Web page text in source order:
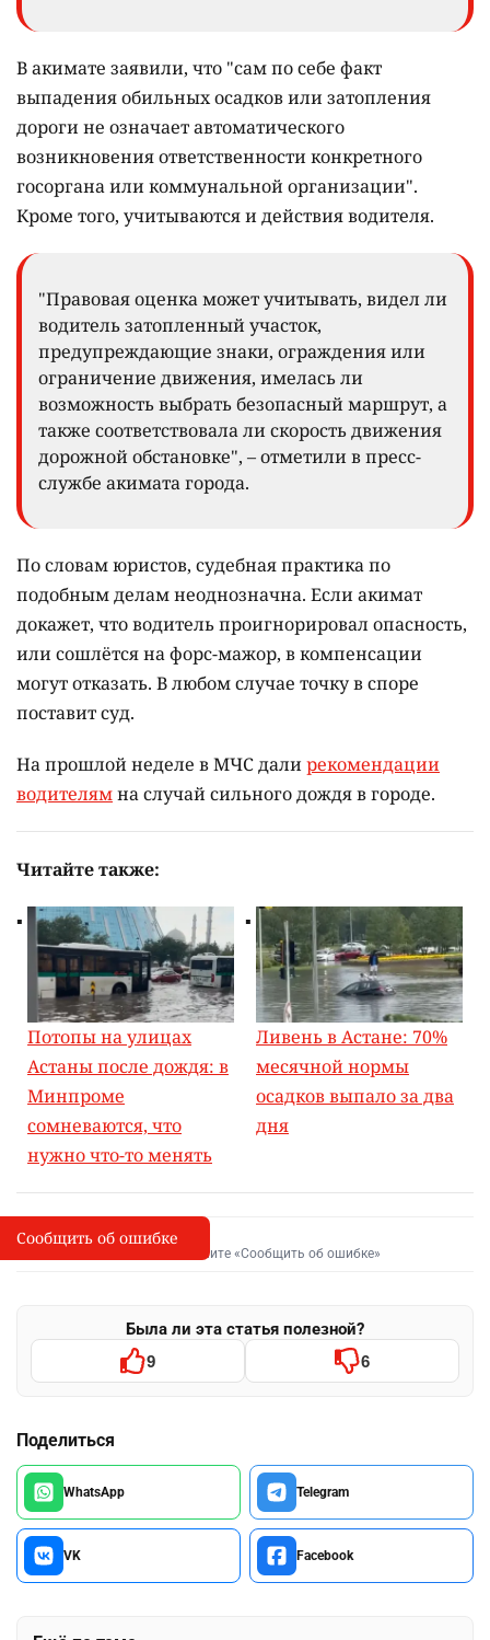
В акимате заявили, что "сам по себе факт
выпадения обильных осадков или затопления
дороги не означает автоматического
возникновения ответственности конкретного
госоргана или коммунальной организации".
Кроме того, учитываются и действия водителя.
"Правовая оценка может учитывать, видел ли
водитель затопленный участок,
предупреждающие знаки, ограждения или
ограничение движения, имелась ли
возможность выбрать безопасный маршрут, а
также соответствовала ли скорость движения
дорожной обстановке", – отметили в пресс-
службе акимата города.
По словам юристов, судебная практика по
подобным делам неоднозначна. Если акимат
докажет, что водитель проигнорировал опасность,
или сошлётся на форс-мажор, в компенсации
могут отказать. В любом случае точку в споре
поставит суд.
На прошлой неделе в МЧС далирекомендации
водителямна случай сильного дождя в городе.
Читайте также:
Потопы на улицах
Астаны после дождя: в
Минпроме
сомневаются, что
нужно что-то менять
Ливень в Астане: 70%
месячной нормы
осадков выпало за два
дня
I
Сообщить об опечатке
Выделите фрагмент и нажмите «Сообщить об ошибке»
Была ли эта статья полезной?
9 6
Поделиться
WhatsApp Telegram
VK Facebook
Сообщить об ошибке